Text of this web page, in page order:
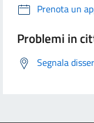
Prenota un
Problemi in
Segnala